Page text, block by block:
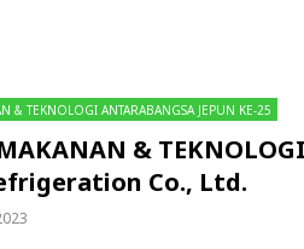
& TEKNOLOGI ANTARABANGSA JEPUN KE-25
&
Co., Ltd.